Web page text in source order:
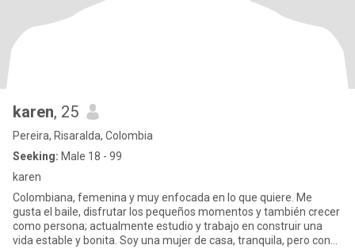
karen, 25
Pereira, Risaralda, Colombia
Seeking: Male 18 - 99
karen
Colombiana, femenina y muy enfocada en lo que quiere. Me
gusta el baile, disfrutar los pequeños momentos y también crecer
como persona; actualmente estudio y trabajo en construir una
vida estable y bonita. Soy una mujer de casa, tranquila, pero con